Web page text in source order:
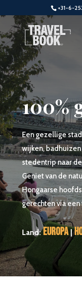
+31-6-
100%
Een gezellige
wijken,
stedentrip naar
Geniet van de
Hongaarse
gerechten via
Land:Europa|